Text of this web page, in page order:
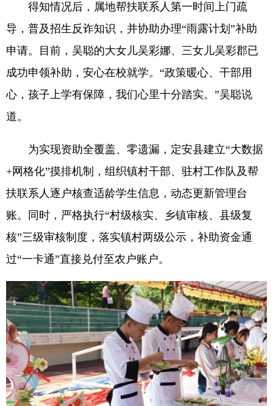
得知情况后，属地帮扶联系人第一时间上门疏
导，普及招生反诈知识，并协助办理“雨露计划”补助
申请。目前，吴聪的大女儿吴彩娜、三女儿吴彩郡已
成功申领补助，安心在校就学。“政策暖心、干部用
心，孩子上学有保障，我们心里十分踏实。”吴聪说
道。
为实现资助全覆盖、零遗漏，定安县建立“大数据
+网格化”摸排机制，组织镇村干部、驻村工作队及帮
扶联系人逐户核查适龄学生信息，动态更新管理台
账。同时，严格执行“村级核实、乡镇审核、县级复
核”三级审核制度，落实镇村两级公示，补助资金通
过“一卡通”直接兑付至农户账户。